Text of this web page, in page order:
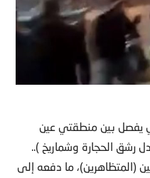
يفصل بين منطقتي عين
رشق الحجارة وشماريخ )..
ما دفعه إلى